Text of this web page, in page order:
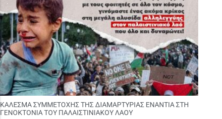
ΚΑΛΕΣΜΑ ΣΥΜΜΕΤΟΧΗΣ ΤΗΣ ΔΙΑΜΑΡΤΥΡΙΑΣ ΕΝΑΝΤΙΑ ΣΤΗ
ΓΕΝΟΚΤΟΝΙΑ ΤΟΥ ΠΑΛΑΙΣΤΙΝΙΑΚΟΥ ΛΑΟΥ